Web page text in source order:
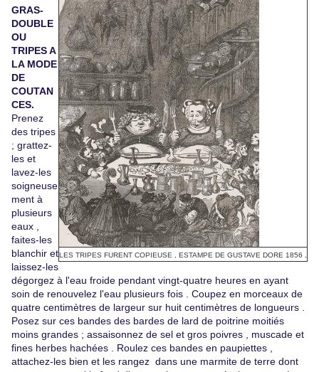
LES TRIPES FURENT COPIEUSE , ESTAMPE DE GUSTAVE DORE 1856
GRAS-
DOUBLE
OU
TRIPES A
LA MODE
DE
COUTAN
CES.
Prenez
des tripes
; grattez-
les et
lavez-les
soigneuse
ment à
plusieurs
eaux ,
faites-les
blanchir et
laissez-les
dégorgez à l'eau froide pendant vingt-quatre heures en ayant
soin de renouvelez l'eau plusieurs fois . Coupez en morceaux de
quatre centimètres de largeur sur huit centimètres de longueurs .
Posez sur ces bandes des bardes de lard de poitrine moitiés
moins grandes ; assaisonnez de sel et gros poivres , muscade et
fines herbes hachées . Roulez ces bandes en paupiettes ,
attachez-les bien et les rangez dans une marmite de terre dont